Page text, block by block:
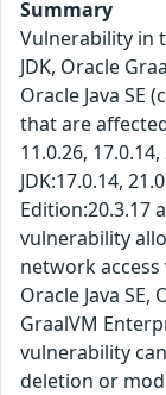
Summary
Vulnerability in
JDK, Oracle
Oracle Java SE
that are
11.0.26,
JDK:17.0.14,
Edition:20.3.17
vulnerability
network
Oracle Java SE,
GraalVM
vulnerability
deletion or